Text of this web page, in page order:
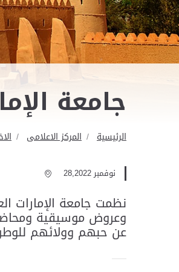
جامعة
الرئيسية المركز الاعلامى
نوفمبر 28,2022
نظمت جامعة الإمارات
وعروض موسيقية
عن حبهم وولائهم للوطن وذلك بمناسبة